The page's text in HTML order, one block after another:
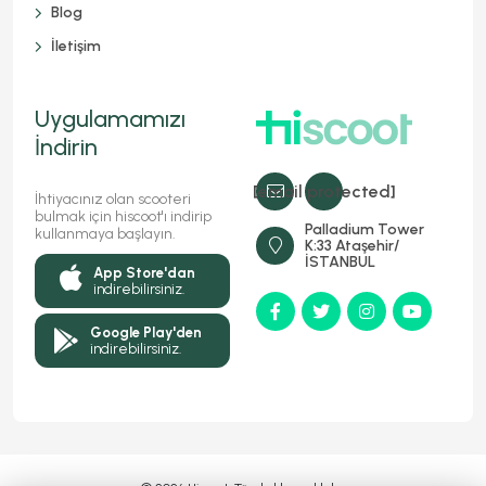
[email protected]
Palladium Tower
K:33 Ataşehir/
İSTANBUL
Blog
İletişim
Uygulamamızı
İndirin
İhtiyacınız olan scooteri
bulmak için hiscoot'ı indirip
kullanmaya başlayın.
App Store'dan
indirebilirsiniz.
Google Play'den
indirebilirsiniz.